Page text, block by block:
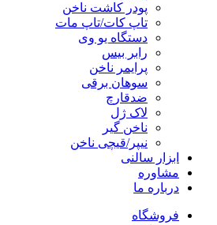
پودر کاشت ناخن
تاپ کات/تاپ مات
دستگاه یو وی
رابر بیس
پرایمر ناخن
سوهان برقی
ضدقارچ
لاک ژل
ناخن گیر
نیپر/قیچی ناخن
ابزار سالنی
مشاوره
درباره ما
فروشگاه